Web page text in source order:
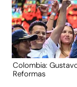
Colombia:
Reformas